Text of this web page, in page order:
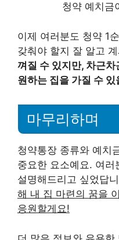
청약 예치금
이제 여러분도 청약 1
갖춰야 할지 잘 알고
껴질 수 있지만, 차근
원하는 집을 가질 수 있
마무리하며
청약통장 종류와 예치
중요한 요소예요. 여
설명해드리고 싶었답
해 내 집 마련의 꿈을
응원할게요!